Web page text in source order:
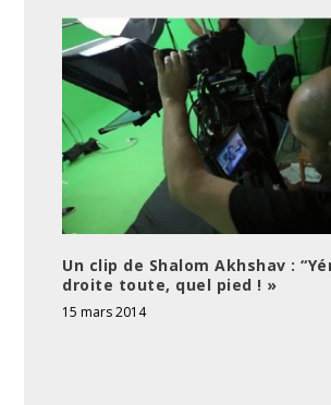
Un clip de Shalom Akhshav :
droite toute, quel pied ! »
15 mars 2014